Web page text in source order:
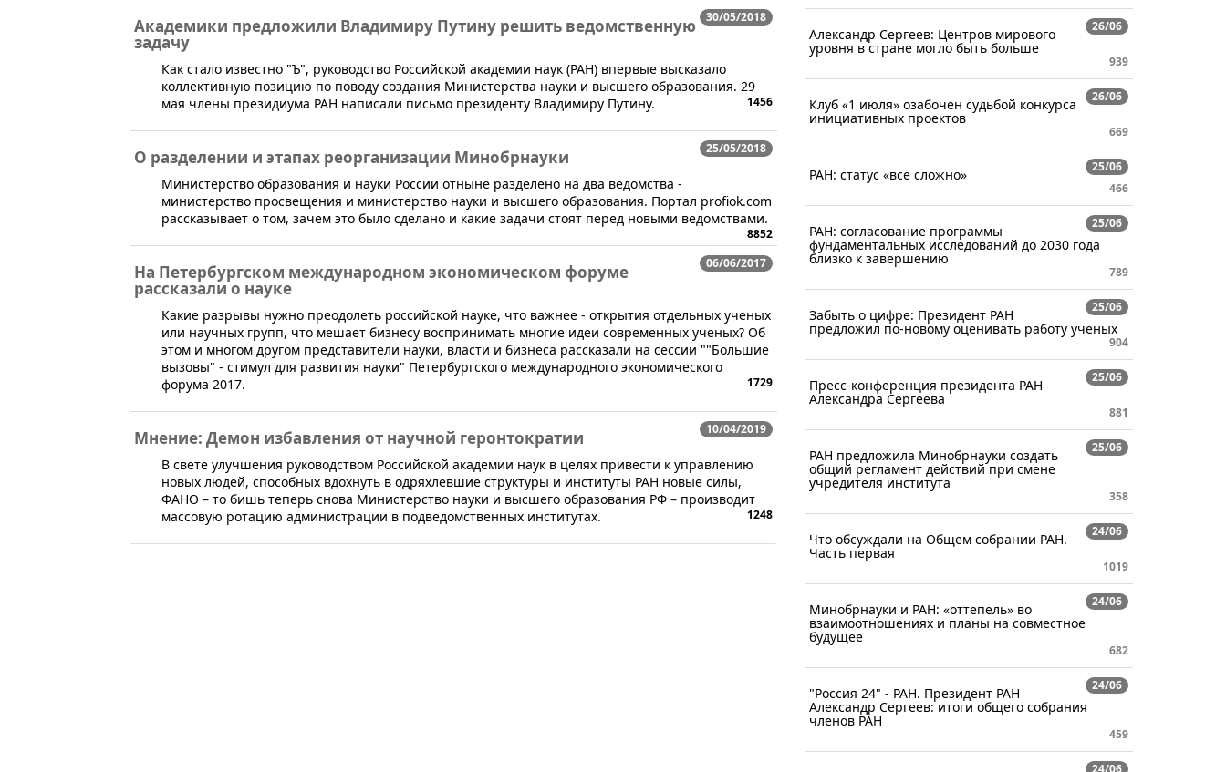
30/05/2018
Академики предложили Владимиру Путину решить ведомственную
задачу
​​​​Как стало известно "Ъ", руководство Российской академии наук (РАН) впервые высказало
коллективную позицию по поводу создания Министерства науки и высшего образования. 29
мая члены президиума РАН написали письмо президенту Владимиру Путину.
1456
25/05/2018
О разделении и этапах реорганизации Минобрнауки
​Министерство образования и науки России отныне разделено на два ведомства -
министерство просвещения и министерство науки и высшего образования. Портал profiok.com
рассказывает о том, зачем это было сделано и какие задачи стоят перед новыми ведомствами.
8852
06/06/2017
На Петербургском международном экономическом форуме
рассказали о науке
​Какие разрывы нужно преодолеть российской науке, что важнее - открытия отдельных ученых
или научных групп, что мешает бизнесу воспринимать многие идеи современных ученых? Об
этом и многом другом представители науки, власти и бизнеса рассказали на сессии ""Большие
вызовы" - стимул для развития науки" Петербургского международного экономического
форума 2017.
1729
10/04/2019
Мнение: Демон избавления от научной геронтократии
​В свете улучшения руководством Российской академии наук в целях привести к управлению
новых людей, способных вдохнуть в одряхлевшие структуры и институты РАН новые силы,
ФАНО – то бишь теперь снова Министерство науки и высшего образования РФ – производит
массовую ротацию администрации в подведомственных институтах.
1248
26/06
Александр Сергеев: Центров мирового
уровня в стране могло быть больше
939
26/06
Клуб «1 июля» озабочен судьбой конкурса
инициативных проектов
669
25/06
РАН: статус «все сложно»
466
25/06
РАН: согласование программы
фундаментальных исследований до 2030 года
близко к завершению
789
25/06
Забыть о цифре: Президент РАН
предложил по-новому оценивать работу ученых
904
25/06
Пресс-конференция президента РАН
Александра Сергеева
881
25/06
РАН предложила Минобрнауки создать
общий регламент действий при смене
учредителя института
358
24/06
Что обсуждали на Общем собрании РАН.
Часть первая​​
1019
24/06
Минобрнауки и РАН: «оттепель» во
взаимоотношениях и планы на совместное
будущее
682
24/06
"Россия 24" - РАН. Президент РАН
Александр Сергеев: итоги общего собрания
членов РАН
459
24/06